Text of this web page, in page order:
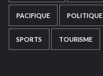
PACIFIQUE POLITIQUE
SPORTS TOURISME